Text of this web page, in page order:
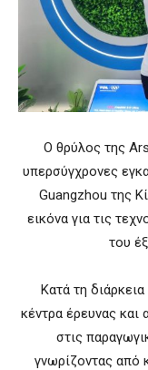
Ο θρύλος της
υπερσύγχρονες
Guangzhou της
εικόνα για τις
του
Κατά τη
κέντρα έρευνας και
στις
γνωρίζοντας από